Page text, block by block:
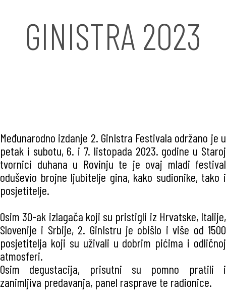
GINISTRA 2023
Međunarodno izdanje 2. GinIstra Festivala održano je u
petak i subotu, 6. i 7. listopada 2023. godine u Staroj
tvornici duhana u Rovinju te je ovaj mladi festival
oduševio brojne ljubitelje gina, kako sudionike, tako i
posjetitelje.
Osim 30-ak izlagača koji su pristigli iz Hrvatske, Italije,
Slovenije i Srbije, 2. GinIstru je obišlo i više od 1500
posjetitelja koji su uživali u dobrim pićima i odličnoj
atmosferi.
Osim degustacija, prisutni su pomno pratili i
zanimljiva predavanja, panel rasprave te radionice.